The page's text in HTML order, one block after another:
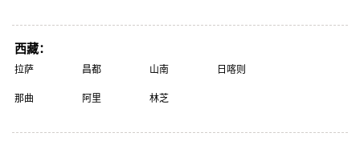
西藏：
拉萨 昌都 山南 日喀则
那曲 阿里 林芝